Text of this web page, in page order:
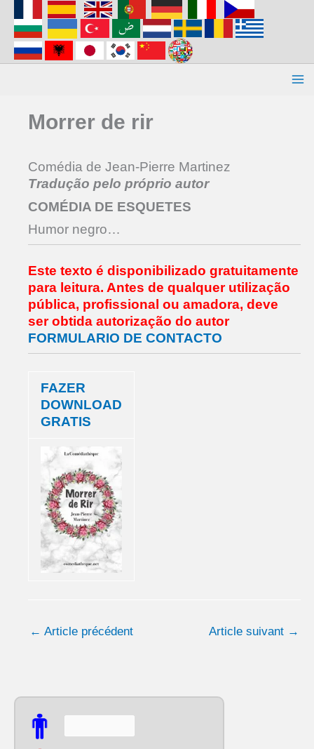
contenu
Morrer de rir
Comédia de Jean-Pierre Martinez
Tradução pelo próprio autor
COMÉDIA DE ESQUETES
Humor negro…
Este texto é disponibilizado gratuitamente
para leitura. Antes de qualquer utilização
pública, profissional ou amadora, deve
ser obtida autorização do autor
FORMULARIO DE CONTACTO
FAZER
DOWNLOAD
GRATIS
← Article précédent Article suivant →